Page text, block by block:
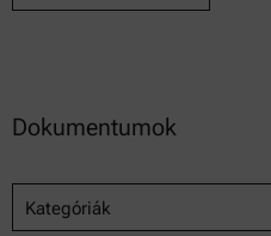
Dokumentumok
Kategóriák